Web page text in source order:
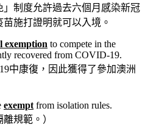
制度允許過去六個月感染新冠
施打證明就可以入境。
exemption to compete in the
recovered from COVID-19.
中康復，因此獲得了參加澳洲
exemptfrom isolation rules.
規範。）